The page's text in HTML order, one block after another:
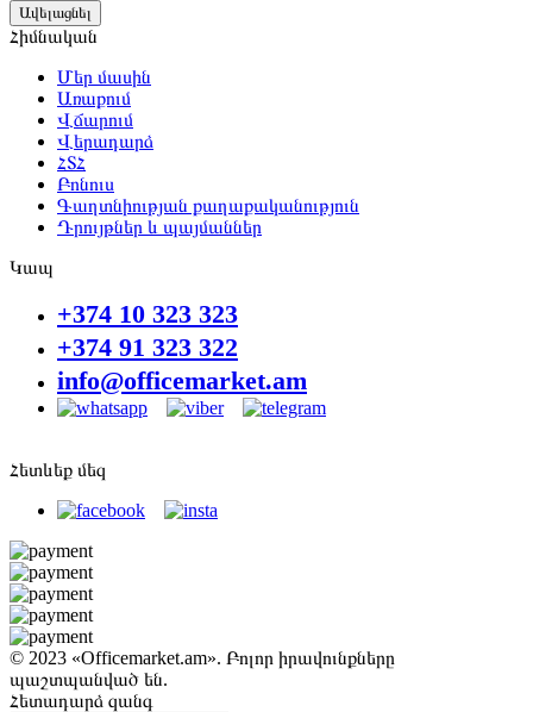
Ավելացնել
Հիմնական
Մեր մասին
Առաքում
Վճարում
Վերադարձ
ՀՏՀ
Բոնուս
Գաղտնիության քաղաքականություն
Դրույթներ և պայմաններ
Կապ
+374 10 323 323
+374 91 323 322
info@officemarket.am
Հետևեք մեզ
© 2023 «Officemarket.am». Բոլոր իրավունքները
պաշտպանված են.
Հետադարձ զանգ